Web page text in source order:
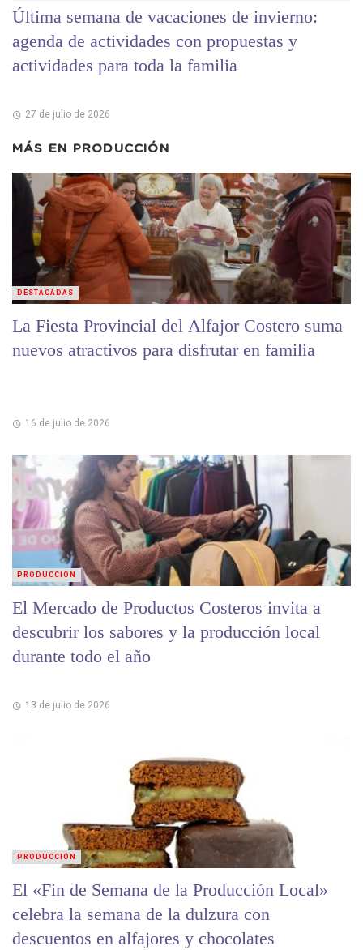
Última semana de vacaciones de invierno:
agenda de actividades con propuestas y
actividades para toda la familia
27 de julio de 2026
MÁS EN PRODUCCIÓN
La Fiesta Provincial del Alfajor Costero suma
nuevos atractivos para disfrutar en familia
16 de julio de 2026
DESTACADAS
El Mercado de Productos Costeros invita a
descubrir los sabores y la producción local
durante todo el año
13 de julio de 2026
PRODUCCIÓN
El «Fin de Semana de la Producción Local»
celebra la semana de la dulzura con
descuentos en alfajores y chocolates
PRODUCCIÓN